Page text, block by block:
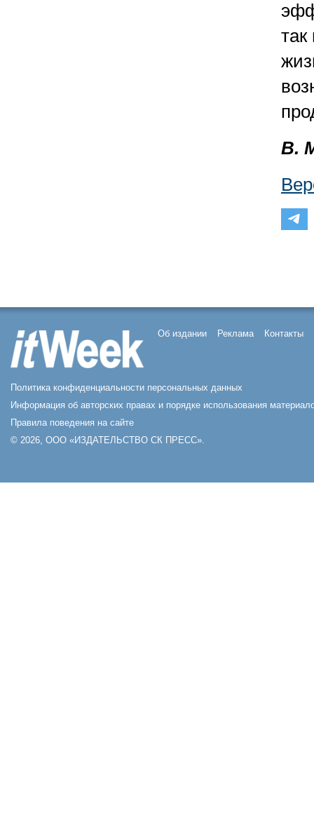
В.
Об издании Реклама Контакты
Политика конфиденциальности персональных данных
Информация об авторских правах и порядке использования
Правила поведения на сайте
© 2026, ООО «ИЗДАТЕЛЬСТВО СК ПРЕСС».